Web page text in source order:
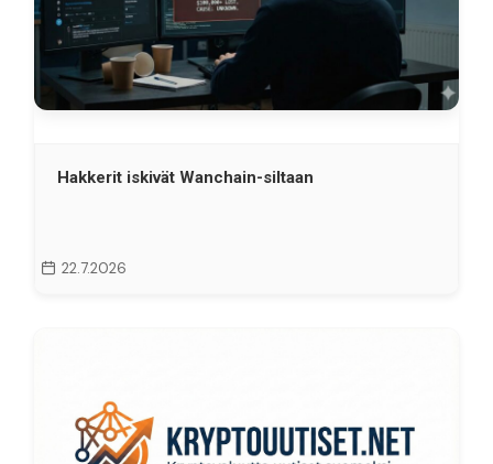
Hakkerit iskivät Wanchain-siltaan
22.7.2026